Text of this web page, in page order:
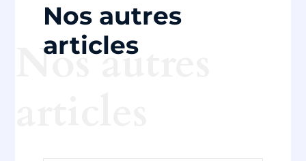
Nos autres
articles
Nos autres